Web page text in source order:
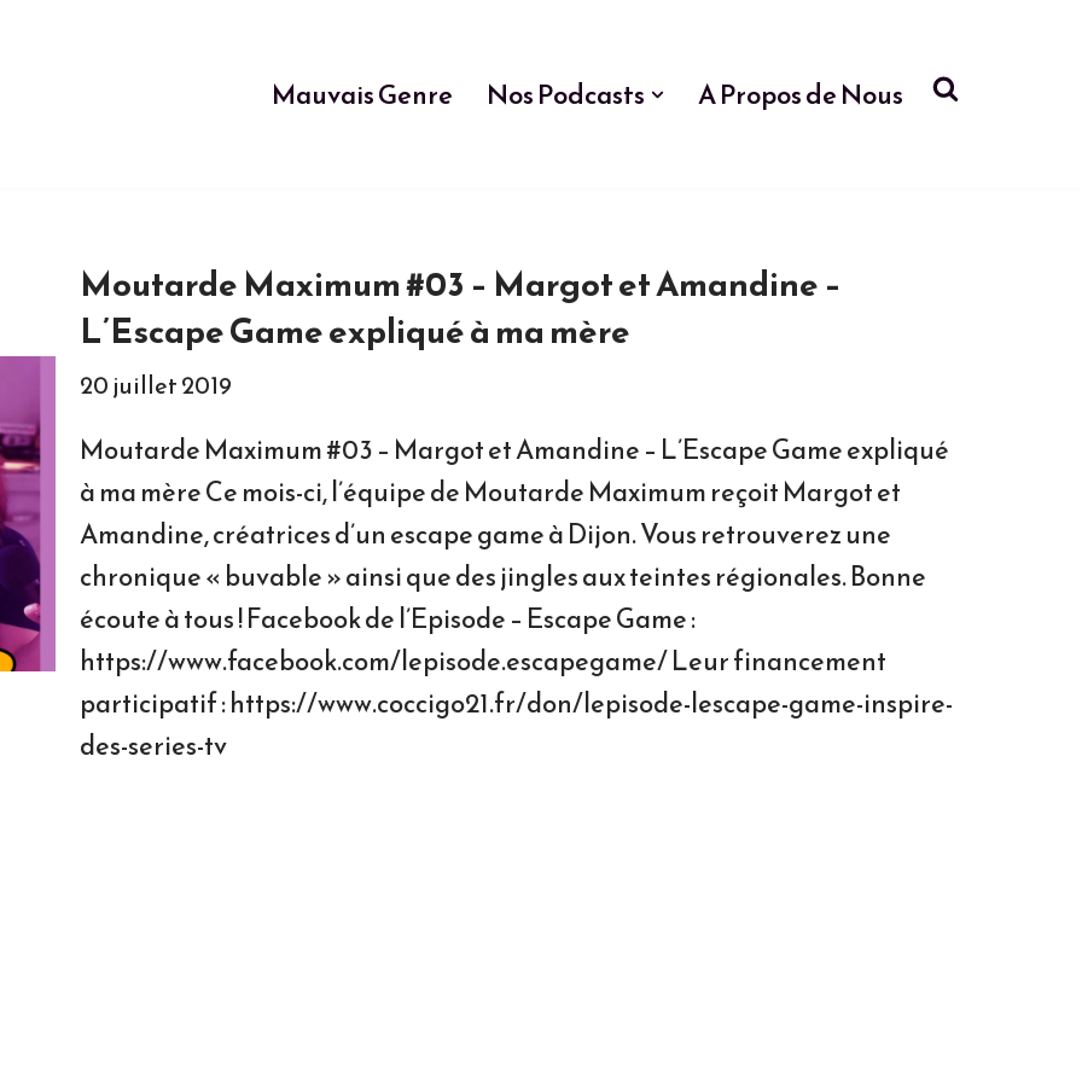
Mauvais Genre Nos Podcasts A Propos de Nous
Moutarde Maximum #03 – Margot et Amandine –
L’Escape Game expliqué à ma mère
20 juillet 2019
Moutarde Maximum #03 – Margot et Amandine – L’Escape Game expliqué
à ma mère Ce mois-ci, l’équipe de Moutarde Maximum reçoit Margot et
Amandine, créatrices d’un escape game à Dijon. Vous retrouverez une
chronique « buvable » ainsi que des jingles aux teintes régionales. Bonne
écoute à tous ! Facebook de l’Episode – Escape Game :
https://www.facebook.com/lepisode.escapegame/ Leur financement
participatif : https://www.coccigo21.fr/don/lepisode-lescape-game-inspire-
des-series-tv